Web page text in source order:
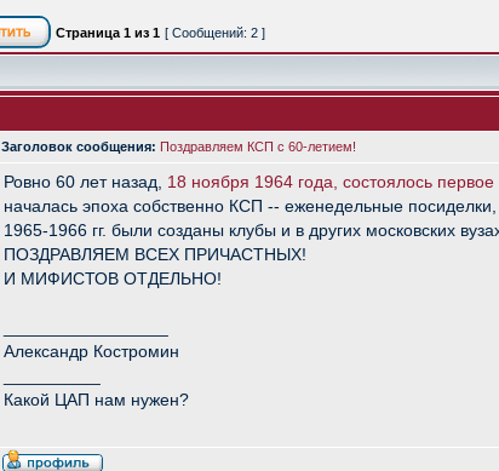
Страница 1 из 1 [ Сообщений: 2 ]
Заголовок сообщения: Поздравляем КСП с 60-летием!
Ровно 60 лет назад, 18 ноября 1964 года, состоялось
началась эпоха собственно КСП -- еженедельные
1965-1966 гг. были созданы клубы и в других московских
ПОЗДРАВЛЯЕМ ВСЕХ ПРИЧАСТНЫХ!
И МИФИСТОВ ОТДЕЛЬНО!
Александр Костромин
Какой ЦАП нам нужен?